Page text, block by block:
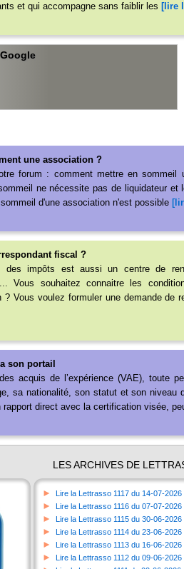
et qui accompagne sans faiblir les [lire
une association ?
forum : comment mettre en sommeil
ne nécessite pas de liquidateur et
d'une association n'est possible
fiscal ?
impôts est aussi un centre de
Vous souhaitez connaitre les
? Vous voulez formuler une demande de
son portail
acquis de l’expérience (VAE), toute
sa nationalité, son statut et son niveau
rapport direct avec la certification visée,
LES ARCHIVES DE
► Lire la Lettrasso 1117 du 14-07-2026
► Lire la Lettrasso 1116 du 07-07-2026
► Lire la Lettrasso 1115 du 30-06-2026
► Lire la Lettrasso 1114 du 23-06-2026
► Lire la Lettrasso 1113 du 16-06-2026
► Lire la Lettrasso 1112 du 09-06-2026